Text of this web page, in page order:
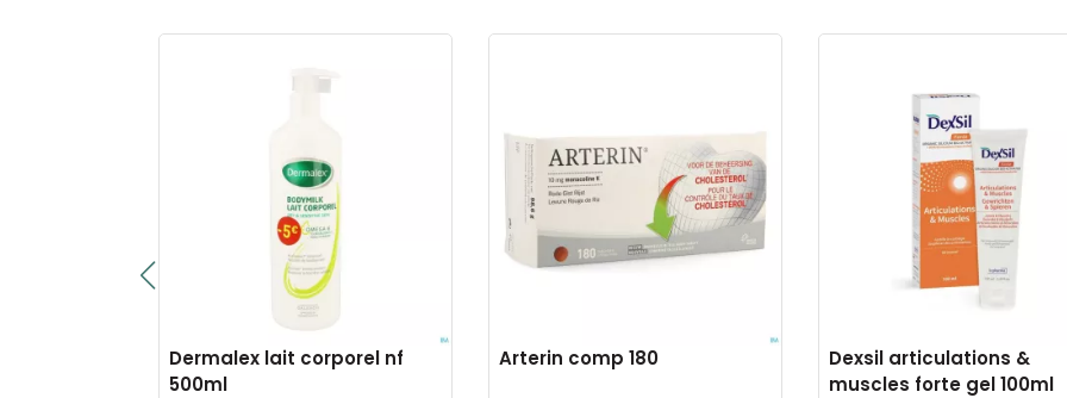
Dermalex lait corporel nf
500ml
Arterin comp 180
Dexsil articulations &
muscles forte gel 100ml